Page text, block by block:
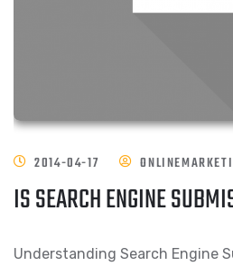
2014-04-17
IS SEARCH ENGINE
Understanding Search Engine